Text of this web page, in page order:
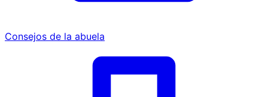
Consejos de la abuela